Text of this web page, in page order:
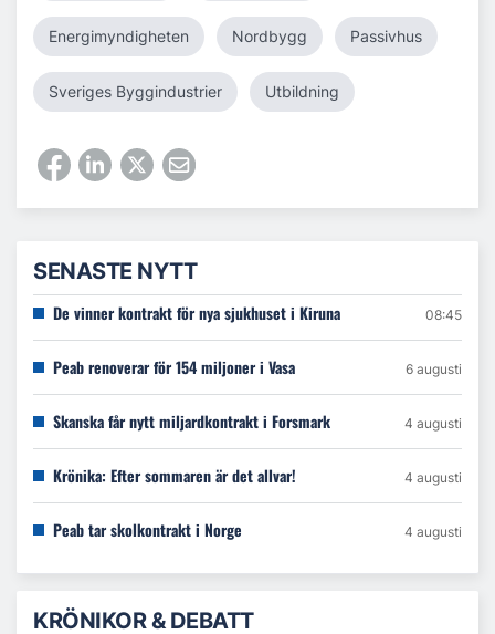
Energimyndigheten Nordbygg Passivhus
Sveriges Byggindustrier Utbildning
SENASTE NYTT
De vinner kontrakt för nya sjukhuset i Kiruna 08:45
Peab renoverar för 154 miljoner i Vasa 6 augusti
Skanska får nytt miljardkontrakt i Forsmark 4 augusti
Krönika: Efter sommaren är det allvar! 4 augusti
Peab tar skolkontrakt i Norge 4 augusti
KRÖNIKOR & DEBATT